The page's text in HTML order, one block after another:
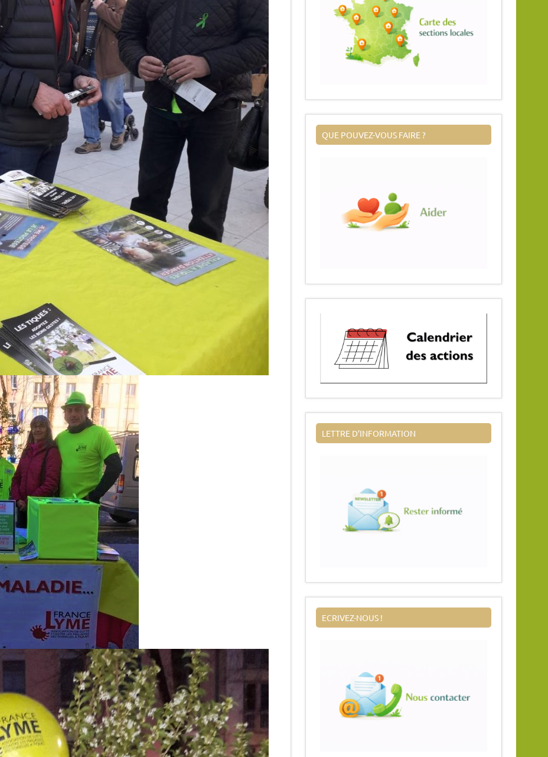
QUE POUVEZ-VOUS FAIRE ?
LETTRE D’INFORMATION
ECRIVEZ-NOUS !